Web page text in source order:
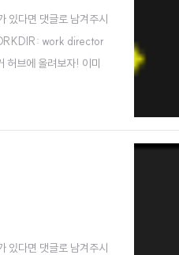
있다면 댓글로 남겨주시
work director
허브에 올려보자! 이미
있다면 댓글로 남겨주시